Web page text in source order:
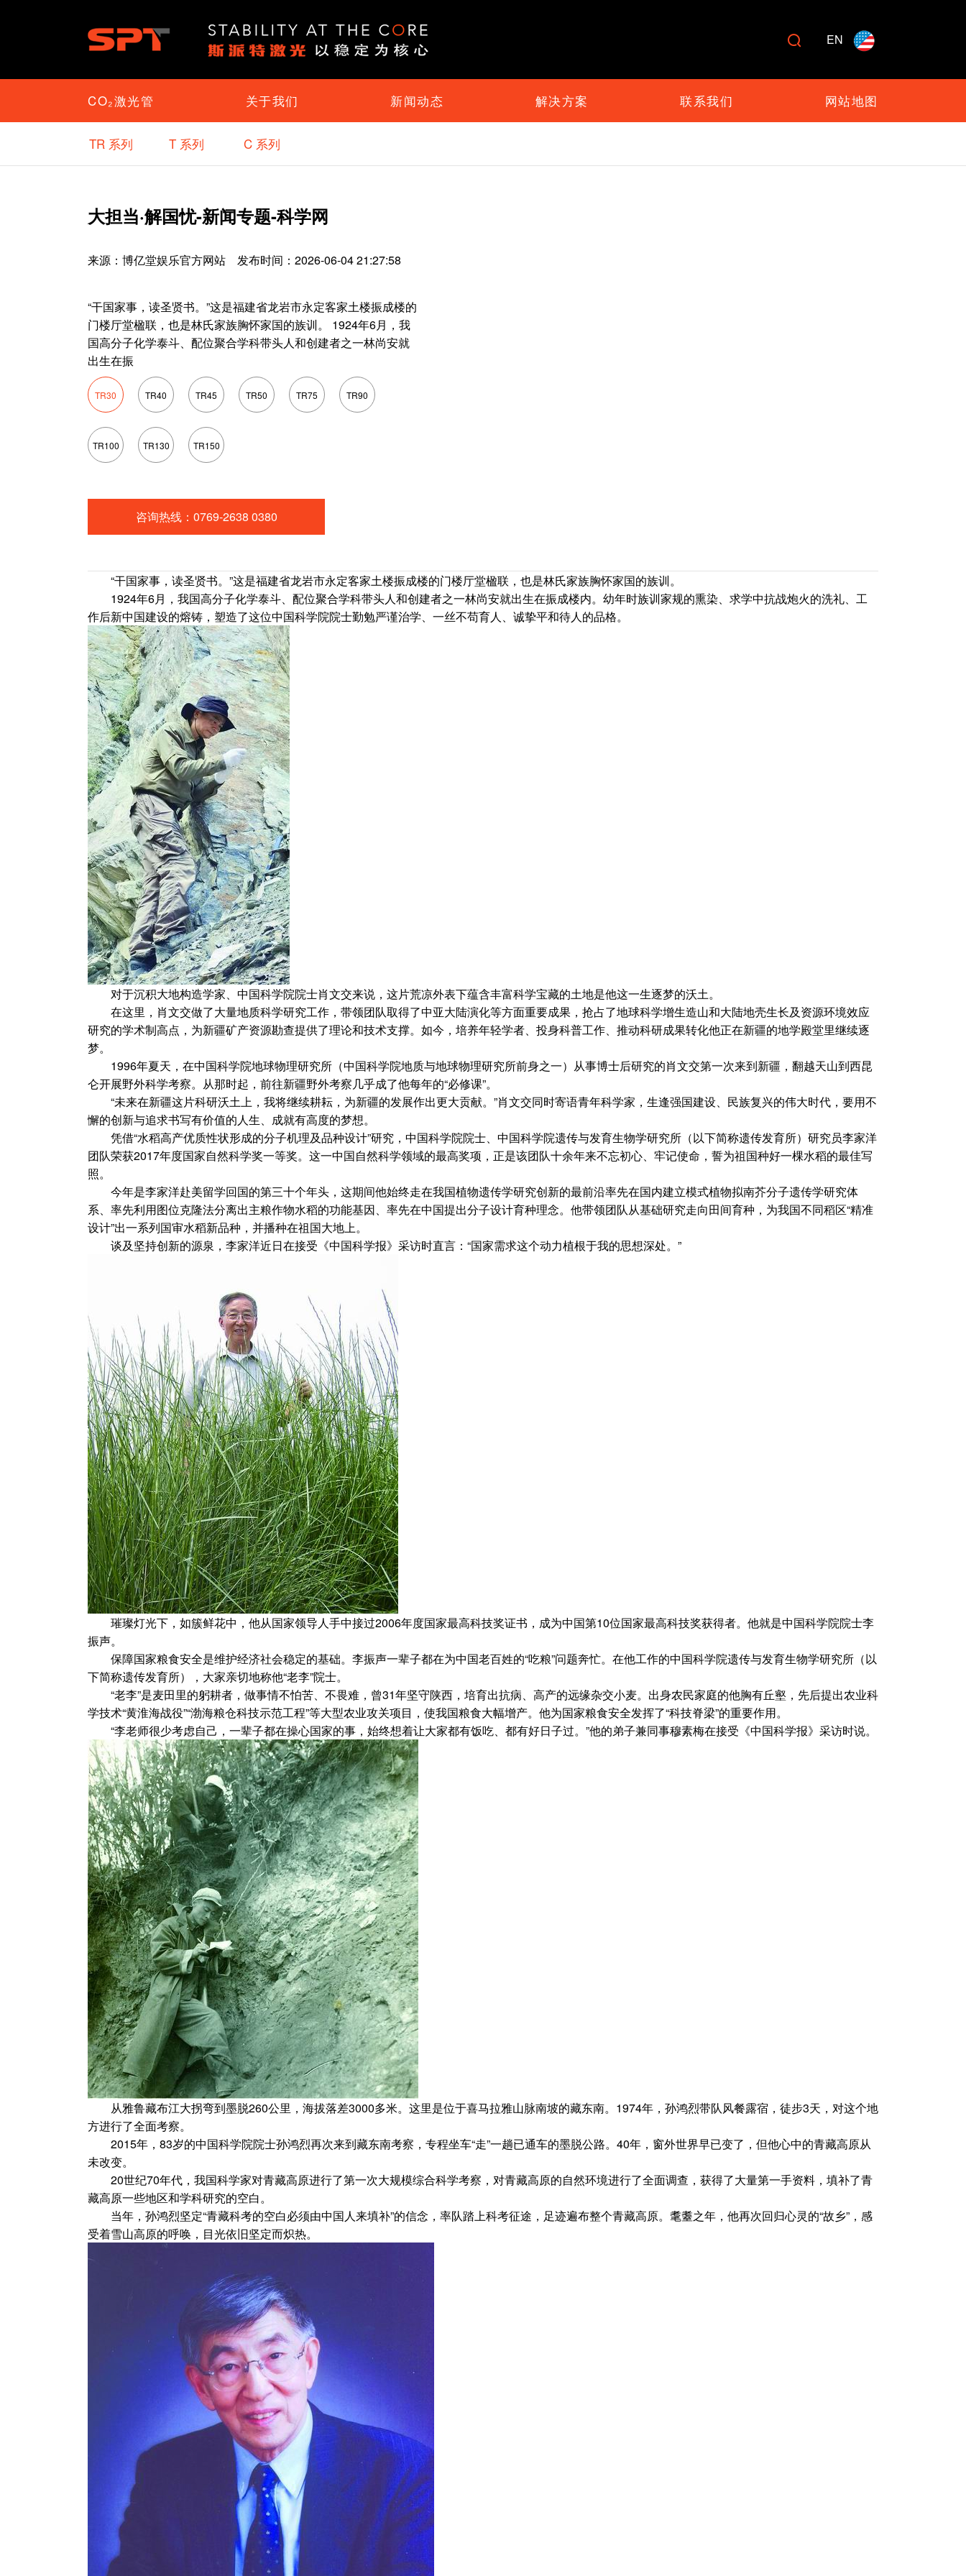
 EN
CO₂激光管 关于我们 新闻动态 解决方案 联系我们 网站地图
TR 系列 T 系列 C 系列
大担当·解国忧-新闻专题-科学网
来源： 博亿堂娱乐官方网站 发布时间：2026-06-04 21:27:58
“干国家事，读圣贤书。”这是福建省龙岩市永定客家土楼振成楼的
门楼厅堂楹联，也是林氏家族胸怀家国的族训。 1924年6月，我
国高分子化学泰斗、配位聚合学科带头人和创建者之一林尚安就
出生在振
TR30 TR40 TR45 TR50 TR75 TR90
TR100 TR130 TR150
咨询热线：0769-2638 0380
“干国家事，读圣贤书。”这是福建省龙岩市永定客家土楼振成楼的门楼厅堂楹联，也是林氏家族胸怀家国的族训。
1924年6月，我国高分子化学泰斗、配位聚合学科带头人和创建者之一林尚安就出生在振成楼内。幼年时族训家规的熏染、求学中抗战炮火的洗礼、工
作后新中国建设的熔铸，塑造了这位中国科学院院士勤勉严谨治学、一丝不苟育人、诚挚平和待人的品格。
对于沉积大地构造学家、中国科学院院士肖文交来说，这片荒凉外表下蕴含丰富科学宝藏的土地是他这一生逐梦的沃土。
在这里，肖文交做了大量地质科学研究工作，带领团队取得了中亚大陆演化等方面重要成果，抢占了地球科学增生造山和大陆地壳生长及资源环境效应
研究的学术制高点，为新疆矿产资源勘查提供了理论和技术支撑。如今，培养年轻学者、投身科普工作、推动科研成果转化他正在新疆的地学殿堂里继续逐
梦。
1996年夏天，在中国科学院地球物理研究所（中国科学院地质与地球物理研究所前身之一）从事博士后研究的肖文交第一次来到新疆，翻越天山到西昆
仑开展野外科学考察。从那时起，前往新疆野外考察几乎成了他每年的“必修课”。
“未来在新疆这片科研沃土上，我将继续耕耘，为新疆的发展作出更大贡献。”肖文交同时寄语青年科学家，生逢强国建设、民族复兴的伟大时代，要用不
懈的创新与追求书写有价值的人生、成就有高度的梦想。
凭借“水稻高产优质性状形成的分子机理及品种设计”研究，中国科学院院士、中国科学院遗传与发育生物学研究所（以下简称遗传发育所）研究员李家洋
团队荣获2017年度国家自然科学奖一等奖。这一中国自然科学领域的最高奖项，正是该团队十余年来不忘初心、牢记使命，誓为祖国种好一棵水稻的最佳写
照。
今年是李家洋赴美留学回国的第三十个年头，这期间他始终走在我国植物遗传学研究创新的最前沿率先在国内建立模式植物拟南芥分子遗传学研究体
系、率先利用图位克隆法分离出主粮作物水稻的功能基因、率先在中国提出分子设计育种理念。他带领团队从基础研究走向田间育种，为我国不同稻区“精准
设计”出一系列国审水稻新品种，并播种在祖国大地上。
谈及坚持创新的源泉，李家洋近日在接受《中国科学报》采访时直言：“国家需求这个动力植根于我的思想深处。”
璀璨灯光下，如簇鲜花中，他从国家领导人手中接过2006年度国家最高科技奖证书，成为中国第10位国家最高科技奖获得者。他就是中国科学院院士李
振声。
保障国家粮食安全是维护经济社会稳定的基础。李振声一辈子都在为中国老百姓的“吃粮”问题奔忙。在他工作的中国科学院遗传与发育生物学研究所（以
下简称遗传发育所），大家亲切地称他“老李”院士。
“老李”是麦田里的躬耕者，做事情不怕苦、不畏难，曾31年坚守陕西，培育出抗病、高产的远缘杂交小麦。出身农民家庭的他胸有丘壑，先后提出农业科
学技术“黄淮海战役”“渤海粮仓科技示范工程”等大型农业攻关项目，使我国粮食大幅增产。他为国家粮食安全发挥了“科技脊梁”的重要作用。
“李老师很少考虑自己，一辈子都在操心国家的事，始终想着让大家都有饭吃、都有好日子过。”他的弟子兼同事穆素梅在接受《中国科学报》采访时说。
从雅鲁藏布江大拐弯到墨脱260公里，海拔落差3000多米。这里是位于喜马拉雅山脉南坡的藏东南。1974年，孙鸿烈带队风餐露宿，徒步3天，对这个地
方进行了全面考察。
2015年，83岁的中国科学院院士孙鸿烈再次来到藏东南考察，专程坐车“走”一趟已通车的墨脱公路。40年，窗外世界早已变了，但他心中的青藏高原从
未改变。
20世纪70年代，我国科学家对青藏高原进行了第一次大规模综合科学考察，对青藏高原的自然环境进行了全面调查，获得了大量第一手资料，填补了青
藏高原一些地区和学科研究的空白。
当年，孙鸿烈坚定“青藏科考的空白必须由中国人来填补”的信念，率队踏上科考征途，足迹遍布整个青藏高原。耄耋之年，他再次回归心灵的“故乡”，感
受着雪山高原的呼唤，目光依旧坚定而炽热。